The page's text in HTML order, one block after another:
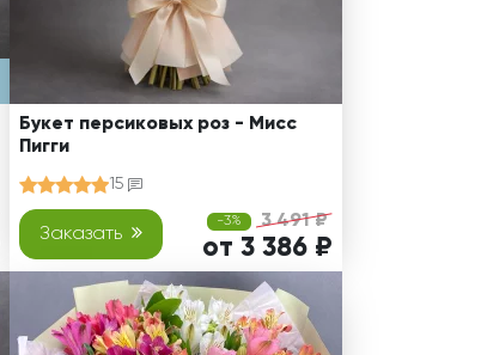
Букет персиковых роз - Мисс
Пигги
15
Заказать
-3% 3 491 ₽
от 3 386 ₽